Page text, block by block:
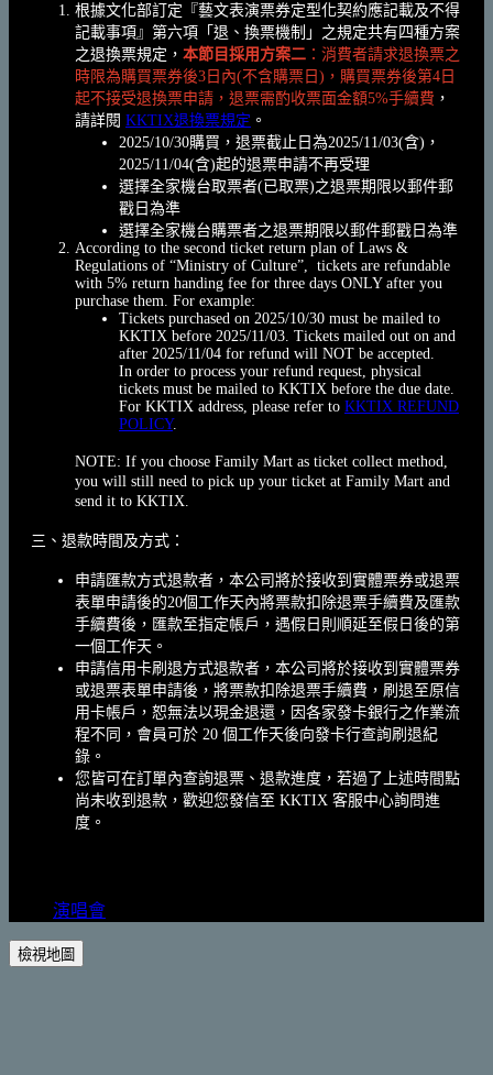
根據文化部訂定『藝文表演票券定型化契約應記載及不得
記載事項』第六項「退、換票機制」之規定共有四種方案
之退換票規定， 本節目採用方案二 ：消費者請求退換票之
時限為購買票券後3日內(不含購票日)，購買票券後第4日
起不接受退換票申請，退票需酌收票面金額5%手續費 ，
請詳閱 KKTIX退換票規定 。
2025/10/30購買，退票截止日為2025/11/03(含)，
2025/11/04(含)起的退票申請不再受理
選擇全家機台取票者(已取票)之退票期限以郵件郵
戳日為準
選擇全家機台購票者之退票期限以郵件郵戳日為準
According to the second ticket return plan of Laws &
Regulations of “Ministry of Culture”, tickets are refundable
with 5% return handing fee for three days ONLY after you
purchase them. For example:
Tickets purchased on 2025/10/30 must be mailed to
KKTIX before 2025/11/03. Tickets mailed out on and
after 2025/11/04 for refund will NOT be accepted.
In order to process your refund request, physical
tickets must be mailed to KKTIX before the due date.
For KKTIX address, please refer to KKTIX REFUND
POLICY.
NOTE: If you choose Family Mart as ticket collect method,
you will still need to pick up your ticket at Family Mart and
send it to KKTIX.
三、退款時間及方式：
申請匯款方式退款者，本公司將於接收到實體票券或退票
表單申請後的20個工作天內將票款扣除退票手續費及匯款
手續費後，匯款至指定帳戶，遇假日則順延至假日後的第
一個工作天。
申請信用卡刷退方式退款者，本公司將於接收到實體票券
或退票表單申請後，將票款扣除退票手續費，刷退至原信
用卡帳戶，恕無法以現金退還，因各家發卡銀行之作業流
程不同，會員可於 20 個工作天後向發卡行查詢刷退紀
錄。
您皆可在訂單內查詢退票、退款進度，若過了上述時間點
尚未收到退款，歡迎您發信至 KKTIX 客服中心詢問進
度。
演唱會
檢視地圖